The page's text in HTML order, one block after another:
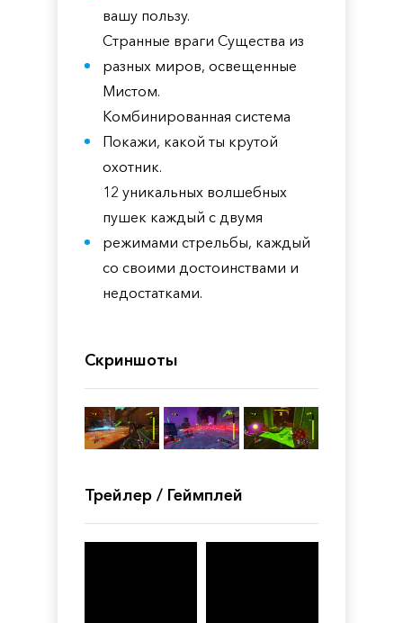
вашу пользу.
Странные враги Существа из
разных миров, освещенные
Мистом.
Комбинированная система
Покажи, какой ты крутой
охотник.
12 уникальных волшебных
пушек каждый с двумя
режимами стрельбы, каждый
со своими достоинствами и
недостатками.
Скриншоты
Трейлер / Геймплей